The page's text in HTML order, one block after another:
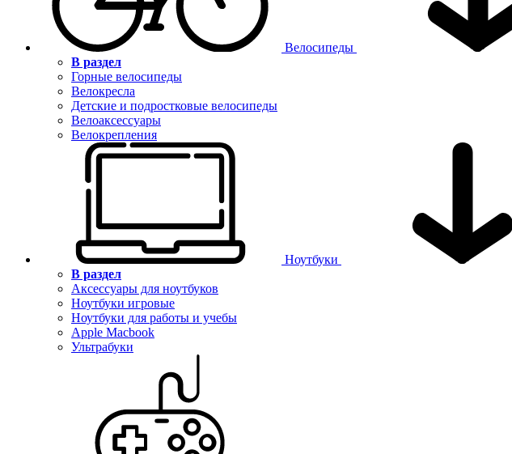
Велосипеды
В раздел
Горные велосипеды
Велокресла
Детские и подростковые велосипеды
Велоаксессуары
Велокрепления
Ноутбуки
В раздел
Аксессуары для ноутбуков
Ноутбуки игровые
Ноутбуки для работы и учебы
Apple Macbook
Ультрабуки